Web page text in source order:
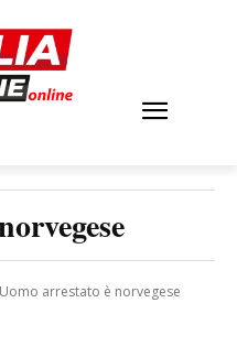
Uomo arrestato è norvegese